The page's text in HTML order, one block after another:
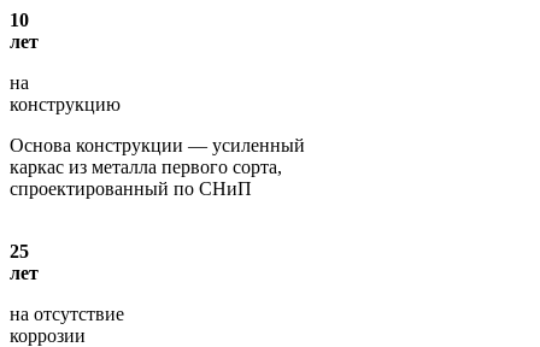
10
лет
на
конструкцию
Основа конструкции — усиленный
каркас из металла первого сорта,
спроектированный по СНиП
25
лет
на отсутствие
коррозии